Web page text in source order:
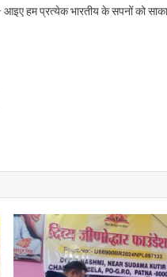
हम प्रत्येक भारतीय के सपनों को